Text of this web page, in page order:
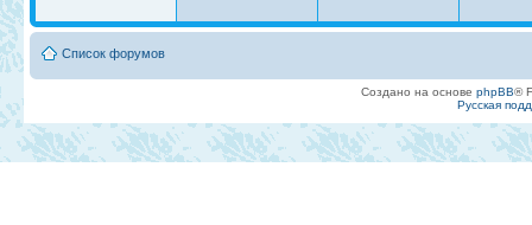
Список форумов
Создано на основе phpBB®
Русская